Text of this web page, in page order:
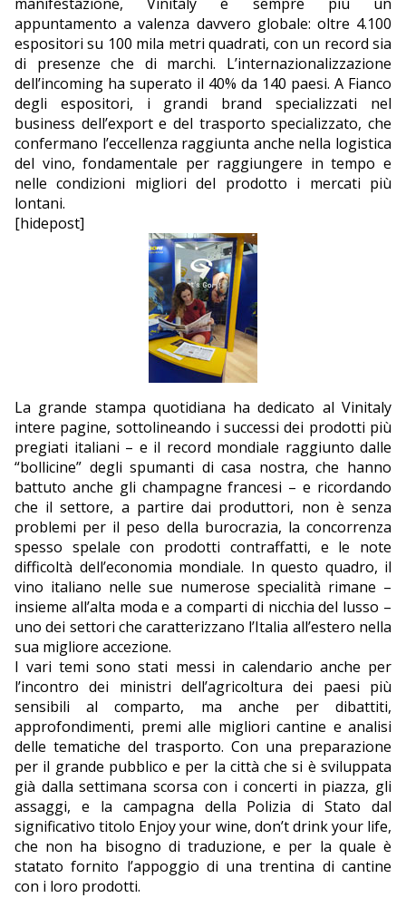
appuntamento a valenza davvero globale: oltre 4.100
espositori su 100 mila metri quadrati, con un record sia
di presenze che di marchi. L’internazionalizzazione
dell’incoming ha superato il 40% da 140 paesi. A Fianco
degli espositori, i grandi brand specializzati nel
business dell’export e del trasporto specializzato, che
confermano l’eccellenza raggiunta anche nella logistica
del vino, fondamentale per raggiungere in tempo e
nelle condizioni migliori del prodotto i mercati più
lontani.
[hidepost]
La grande stampa quotidiana ha dedicato al Vinitaly
intere pagine, sottolineando i successi dei prodotti più
pregiati italiani – e il record mondiale raggiunto dalle
“bollicine” degli spumanti di casa nostra, che hanno
battuto anche gli champagne francesi – e ricordando
che il settore, a partire dai produttori, non è senza
problemi per il peso della burocrazia, la concorrenza
spesso spelale con prodotti contraffatti, e le note
difficoltà dell’economia mondiale. In questo quadro, il
vino italiano nelle sue numerose specialità rimane –
insieme all’alta moda e a comparti di nicchia del lusso –
uno dei settori che caratterizzano l’Italia all’estero nella
sua migliore accezione.
I vari temi sono stati messi in calendario anche per
l’incontro dei ministri dell’agricoltura dei paesi più
sensibili al comparto, ma anche per dibattiti,
approfondimenti, premi alle migliori cantine e analisi
delle tematiche del trasporto. Con una preparazione
per il grande pubblico e per la città che si è sviluppata
già dalla settimana scorsa con i concerti in piazza, gli
assaggi, e la campagna della Polizia di Stato dal
significativo titolo Enjoy your wine, don’t drink your life,
che non ha bisogno di traduzione, e per la quale è
statato fornito l’appoggio di una trentina di cantine
con i loro prodotti.